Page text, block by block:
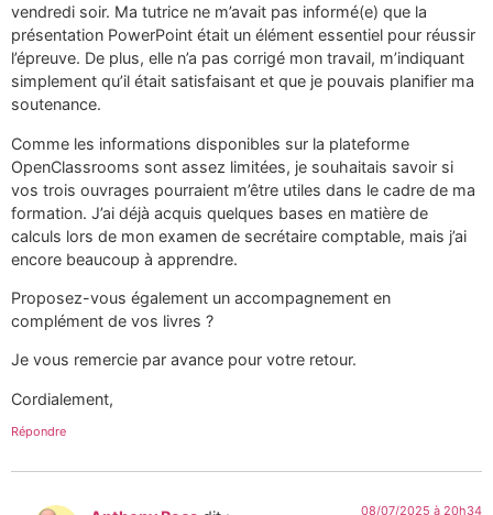
vendredi soir. Ma tutrice ne m’avait pas informé(e) que la
présentation PowerPoint était un élément essentiel pour réussir
l’épreuve. De plus, elle n’a pas corrigé mon travail, m’indiquant
simplement qu’il était satisfaisant et que je pouvais planifier ma
soutenance.
Comme les informations disponibles sur la plateforme
OpenClassrooms sont assez limitées, je souhaitais savoir si
vos trois ouvrages pourraient m’être utiles dans le cadre de ma
formation. J’ai déjà acquis quelques bases en matière de
calculs lors de mon examen de secrétaire comptable, mais j’ai
encore beaucoup à apprendre.
Proposez-vous également un accompagnement en
complément de vos livres ?
Je vous remercie par avance pour votre retour.
Cordialement,
Répondre
08/07/2025 à 20h34